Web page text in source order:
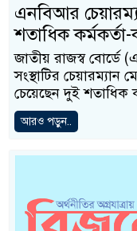
এনবিআর
শতাধিক কর্মকর্তা-
জাতীয় রাজস্ব
সংস্থাটির
চেয়েছেন দুই শতাধিক
আরও পড়ুন..